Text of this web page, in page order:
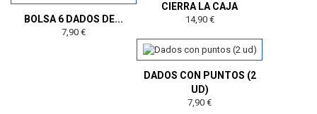
BOLSA 6 DADOS DE...
7,90 €
CIERRA LA CAJA
14,90 €
DADOS CON PUNTOS (2
UD)
7,90 €